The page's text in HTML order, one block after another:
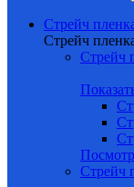
Стрейч
Стрейч
Стрейч
Стрейч